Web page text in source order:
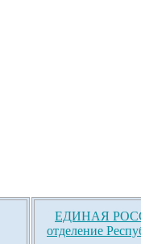
ЕДИНАЯ
отделение